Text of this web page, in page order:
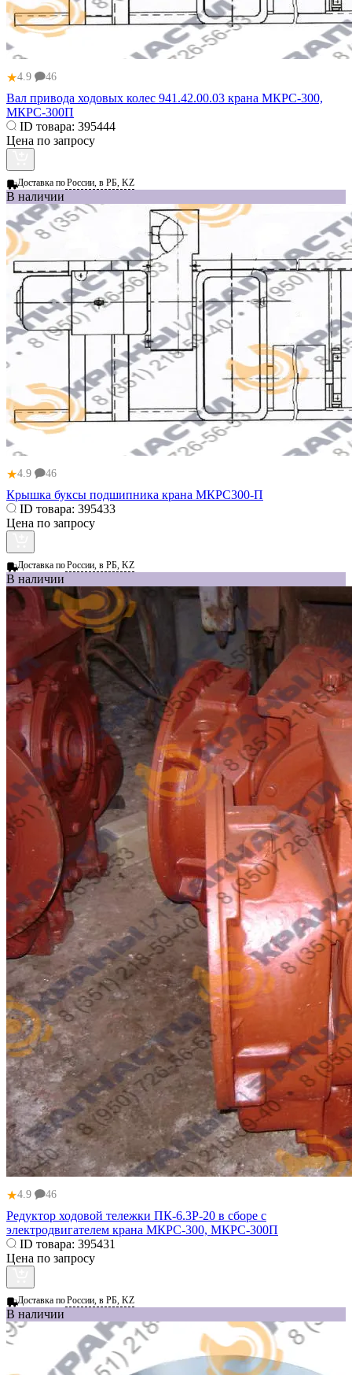
★4.9 46
Вал привода ходовых колес 941.42.00.03 крана МКРС-300,
МКРС-300П
ID товара: 395444
Цена по запросу
Доставка поРоссии, в РБ, KZ
В наличии
★4.9 46
Крышка буксы подшипника крана МКРС300-П
ID товара: 395433
Цена по запросу
Доставка поРоссии, в РБ, KZ
В наличии
★4.9 46
Редуктор ходовой тележки ПК-6.3Р-20 в сборе с
электродвигателем крана МКРС-300, МКРС-300П
ID товара: 395431
Цена по запросу
Доставка поРоссии, в РБ, KZ
В наличии